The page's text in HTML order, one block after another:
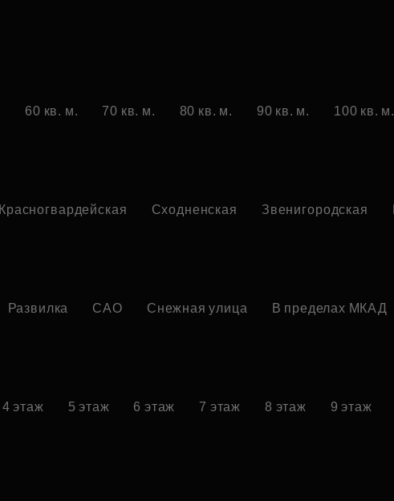
60 кв. м. 70 кв. м. 80 кв. м. 90 кв. м. 100 кв. м.
Красногвардейская Сходненская Звенигородская
Развилка САО Снежная улица В пределах МКАД
4 этаж 5 этаж 6 этаж 7 этаж 8 этаж 9 этаж